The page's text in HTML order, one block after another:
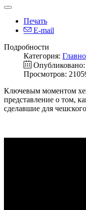
Печать
E-mail
Подробности
Категория:
Просмотров:
Ключевым моментом
представление о том,
сделавшие для